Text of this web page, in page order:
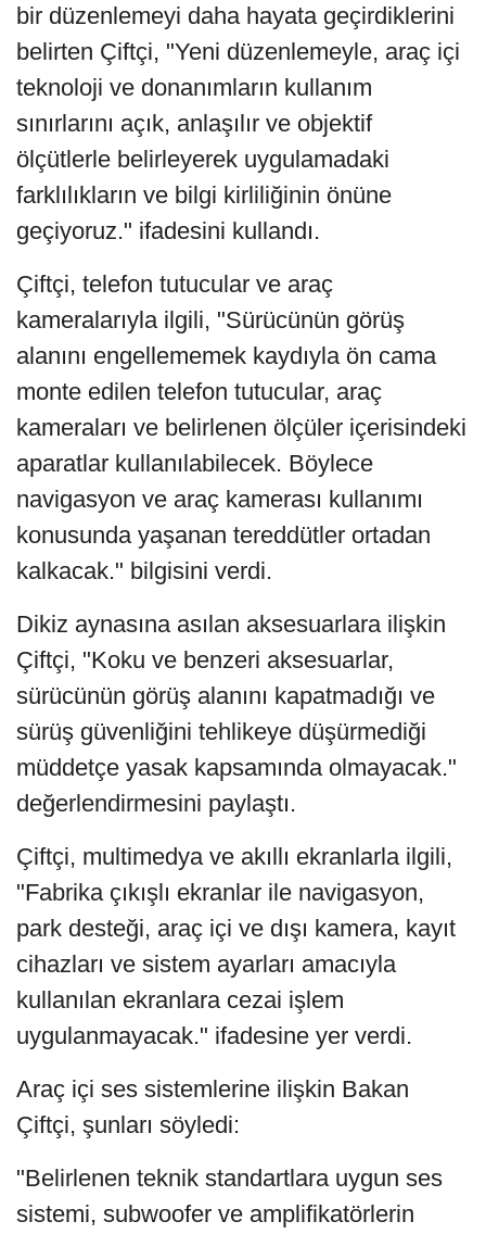
bir düzenlemeyi daha hayata geçirdiklerini
belirten Çiftçi, "Yeni düzenlemeyle, araç içi
teknoloji ve donanımların kullanım
sınırlarını açık, anlaşılır ve objektif
ölçütlerle belirleyerek uygulamadaki
farklılıkların ve bilgi kirliliğinin önüne
geçiyoruz." ifadesini kullandı.
Çiftçi, telefon tutucular ve araç
kameralarıyla ilgili, "Sürücünün görüş
alanını engellememek kaydıyla ön cama
monte edilen telefon tutucular, araç
kameraları ve belirlenen ölçüler içerisindeki
aparatlar kullanılabilecek. Böylece
navigasyon ve araç kamerası kullanımı
konusunda yaşanan tereddütler ortadan
kalkacak." bilgisini verdi.
Dikiz aynasına asılan aksesuarlara ilişkin
Çiftçi, "Koku ve benzeri aksesuarlar,
sürücünün görüş alanını kapatmadığı ve
sürüş güvenliğini tehlikeye düşürmediği
müddetçe yasak kapsamında olmayacak."
değerlendirmesini paylaştı.
Çiftçi, multimedya ve akıllı ekranlarla ilgili,
"Fabrika çıkışlı ekranlar ile navigasyon,
park desteği, araç içi ve dışı kamera, kayıt
cihazları ve sistem ayarları amacıyla
kullanılan ekranlara cezai işlem
uygulanmayacak." ifadesine yer verdi.
Araç içi ses sistemlerine ilişkin Bakan
Çiftçi, şunları söyledi:
"Belirlenen teknik standartlara uygun ses
sistemi, subwoofer ve amplifikatörlerin